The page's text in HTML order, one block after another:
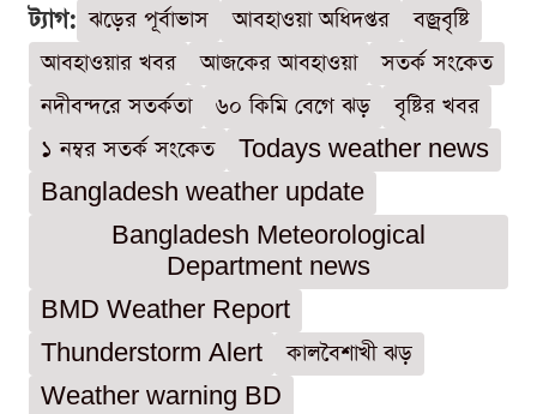
ট্যাগ: ঝড়ের পূর্বাভাস আবহাওয়া অধিদপ্তর
বজ্রবৃষ্টি
আবহাওয়ার খবর
আজকের আবহাওয়া
সতর্ক সংকেত
নদীবন্দরে সতর্কতা
৬০ কিমি বেগে ঝড়
বৃষ্টির খবর
১ নম্বর সতর্ক সংকেত
Todays weather news
Bangladesh weather update
Bangladesh Meteorological
Department news
BMD Weather Report
Thunderstorm Alert
কালবৈশাখী ঝড়
Weather warning BD